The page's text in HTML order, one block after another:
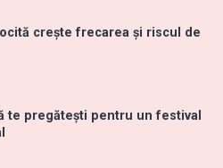
crește frecarea și riscul de
te pregătești pentru un festival